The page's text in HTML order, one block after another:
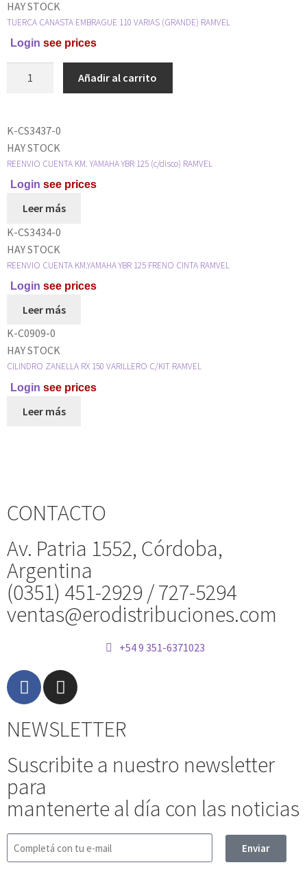
HAY STOCK
TUERCA CANASTA EMBRAGUE 110 VARIAS (GRANDE) RAMVEL
Login see prices
Añadir al carrito
K-CS3437-0
HAY STOCK
REENVIO CUENTA KM. YAMAHA YBR 125 (c/disco) RAMVEL
Login see prices
Leer más
K-CS3434-0
HAY STOCK
REENVIO CUENTA KM.YAMAHA YBR 125 FRENO CINTA RAMVEL
Login see prices
Leer más
K-C0909-0
HAY STOCK
CILINDRO ZANELLA RX 150 VARILLERO C/KIT RAMVEL
Login see prices
Leer más
CONTACTO
Av. Patria 1552, Córdoba,
Argentina
(0351) 451-2929 / 727-5294
ventas@erodistribuciones.com
+54 9 351-6371023
NEWSLETTER
Suscribite a nuestro newsletter
para
mantenerte al día con las noticias
Enviar